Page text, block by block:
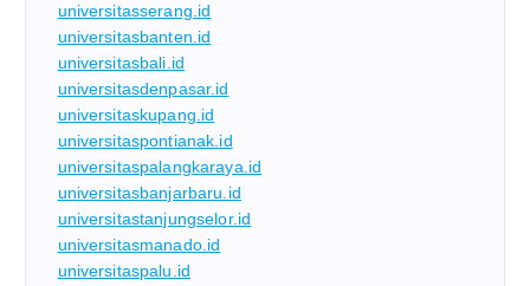
universitasserang.id
universitasbanten.id
universitasbali.id
universitasdenpasar.id
universitaskupang.id
universitaspontianak.id
universitaspalangkaraya.id
universitasbanjarbaru.id
universitastanjungselor.id
universitasmanado.id
universitaspalu.id